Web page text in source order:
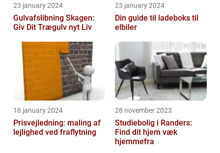
23 january 2024
Gulvafslibning Skagen:
Giv Dit Trægulv nyt Liv
23 january 2024
Din guide til ladeboks til
elbiler
18 january 2024
Prisvejledning: maling af
lejlighed ved fraflytning
28 november 2023
Studiebolig i Randers:
Find dit hjem væk
hjemmefra